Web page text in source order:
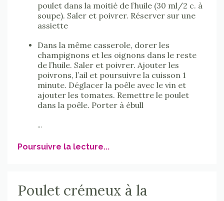
poulet dans la moitié de l’huile (30 ml/2 c. à
soupe). Saler et poivrer. Réserver sur une
assiette
Dans la même casserole, dorer les
champignons et les oignons dans le reste
de l’huile. Saler et poivrer. Ajouter les
poivrons, l’ail et poursuivre la cuisson 1
minute. Déglacer la poêle avec le vin et
ajouter les tomates. Remettre le poulet
dans la poêle. Porter à ébull
...
Poursuivre la lecture...
Poulet crémeux à la